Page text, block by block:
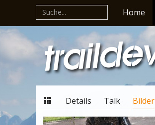
Home
Details Talk Bilder